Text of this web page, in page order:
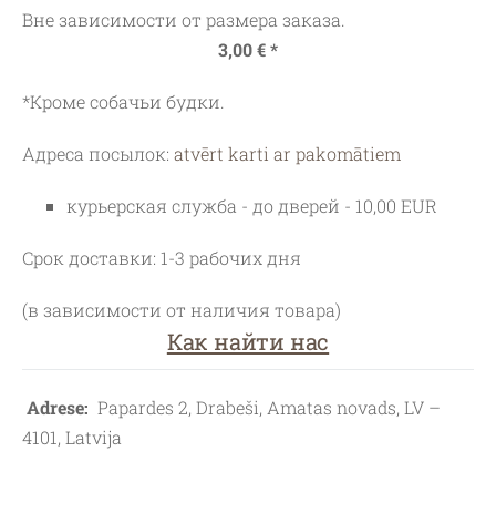
Вне зависимости от размера заказа.
3,00 € *
*Кроме собачьи будки.
Адреса посылок: atvērt karti ar pakomātiem
курьерская служба - до дверей - 10,00 EUR
Срок доставки: 1-3 рабочих дня
(в зависимости от наличия товара)
Как найти нас
Adrese: Papardes 2, Drabeši, Amatas novads, LV –
4101, Latvija